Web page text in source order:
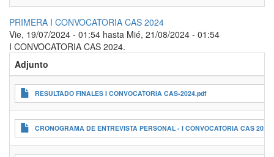
PRIMERA I CONVOCATORIA CAS 2024
Vie, 19/07/2024 - 01:54 hasta Mié, 21/08/2024 - 01:54
I CONVOCATORIA CAS 2024.
Adjunto
RESULTADO FINALES I CONVOCATORIA CAS-2024.pdf
CRONOGRAMA DE ENTREVISTA PERSONAL - I CONVOCATORIA CAS 2024.